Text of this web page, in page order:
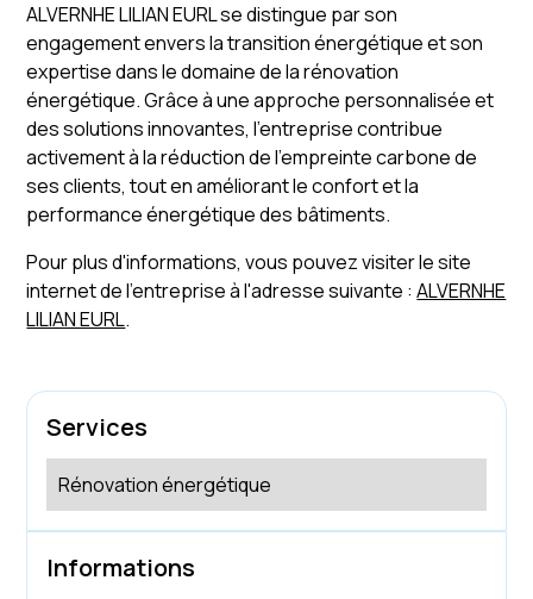
ALVERNHE LILIAN EURL se distingue par son
engagement envers la transition énergétique et son
expertise dans le domaine de la rénovation
énergétique. Grâce à une approche personnalisée et
des solutions innovantes, l'entreprise contribue
activement à la réduction de l'empreinte carbone de
ses clients, tout en améliorant le confort et la
performance énergétique des bâtiments.
Pour plus d'informations, vous pouvez visiter le site
internet de l'entreprise à l'adresse suivante :ALVERNHE
LILIAN EURL.
Services
Rénovation énergétique
Informations